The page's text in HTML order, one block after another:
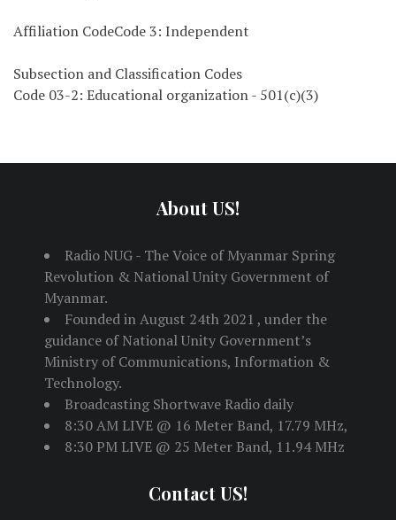
Affiliation CodeCode 3: Independent
Subsection and Classification Codes
Code 03-2: Educational organization - 501(c)(3)
About US!
Radio NUG - The Voice of Myanmar Spring
Revolution & National Unity Government of
Myanmar.
Founded in August 24th 2021 , under the
guidance of National Unity Government’s
Ministry of Communications, Information &
Technology.
Broadcasting Shortwave Radio daily
8:30 AM LIVE @ 16 Meter Band, 17.79 MHz,
8:30 PM LIVE @ 25 Meter Band, 11.94 MHz
Contact US!